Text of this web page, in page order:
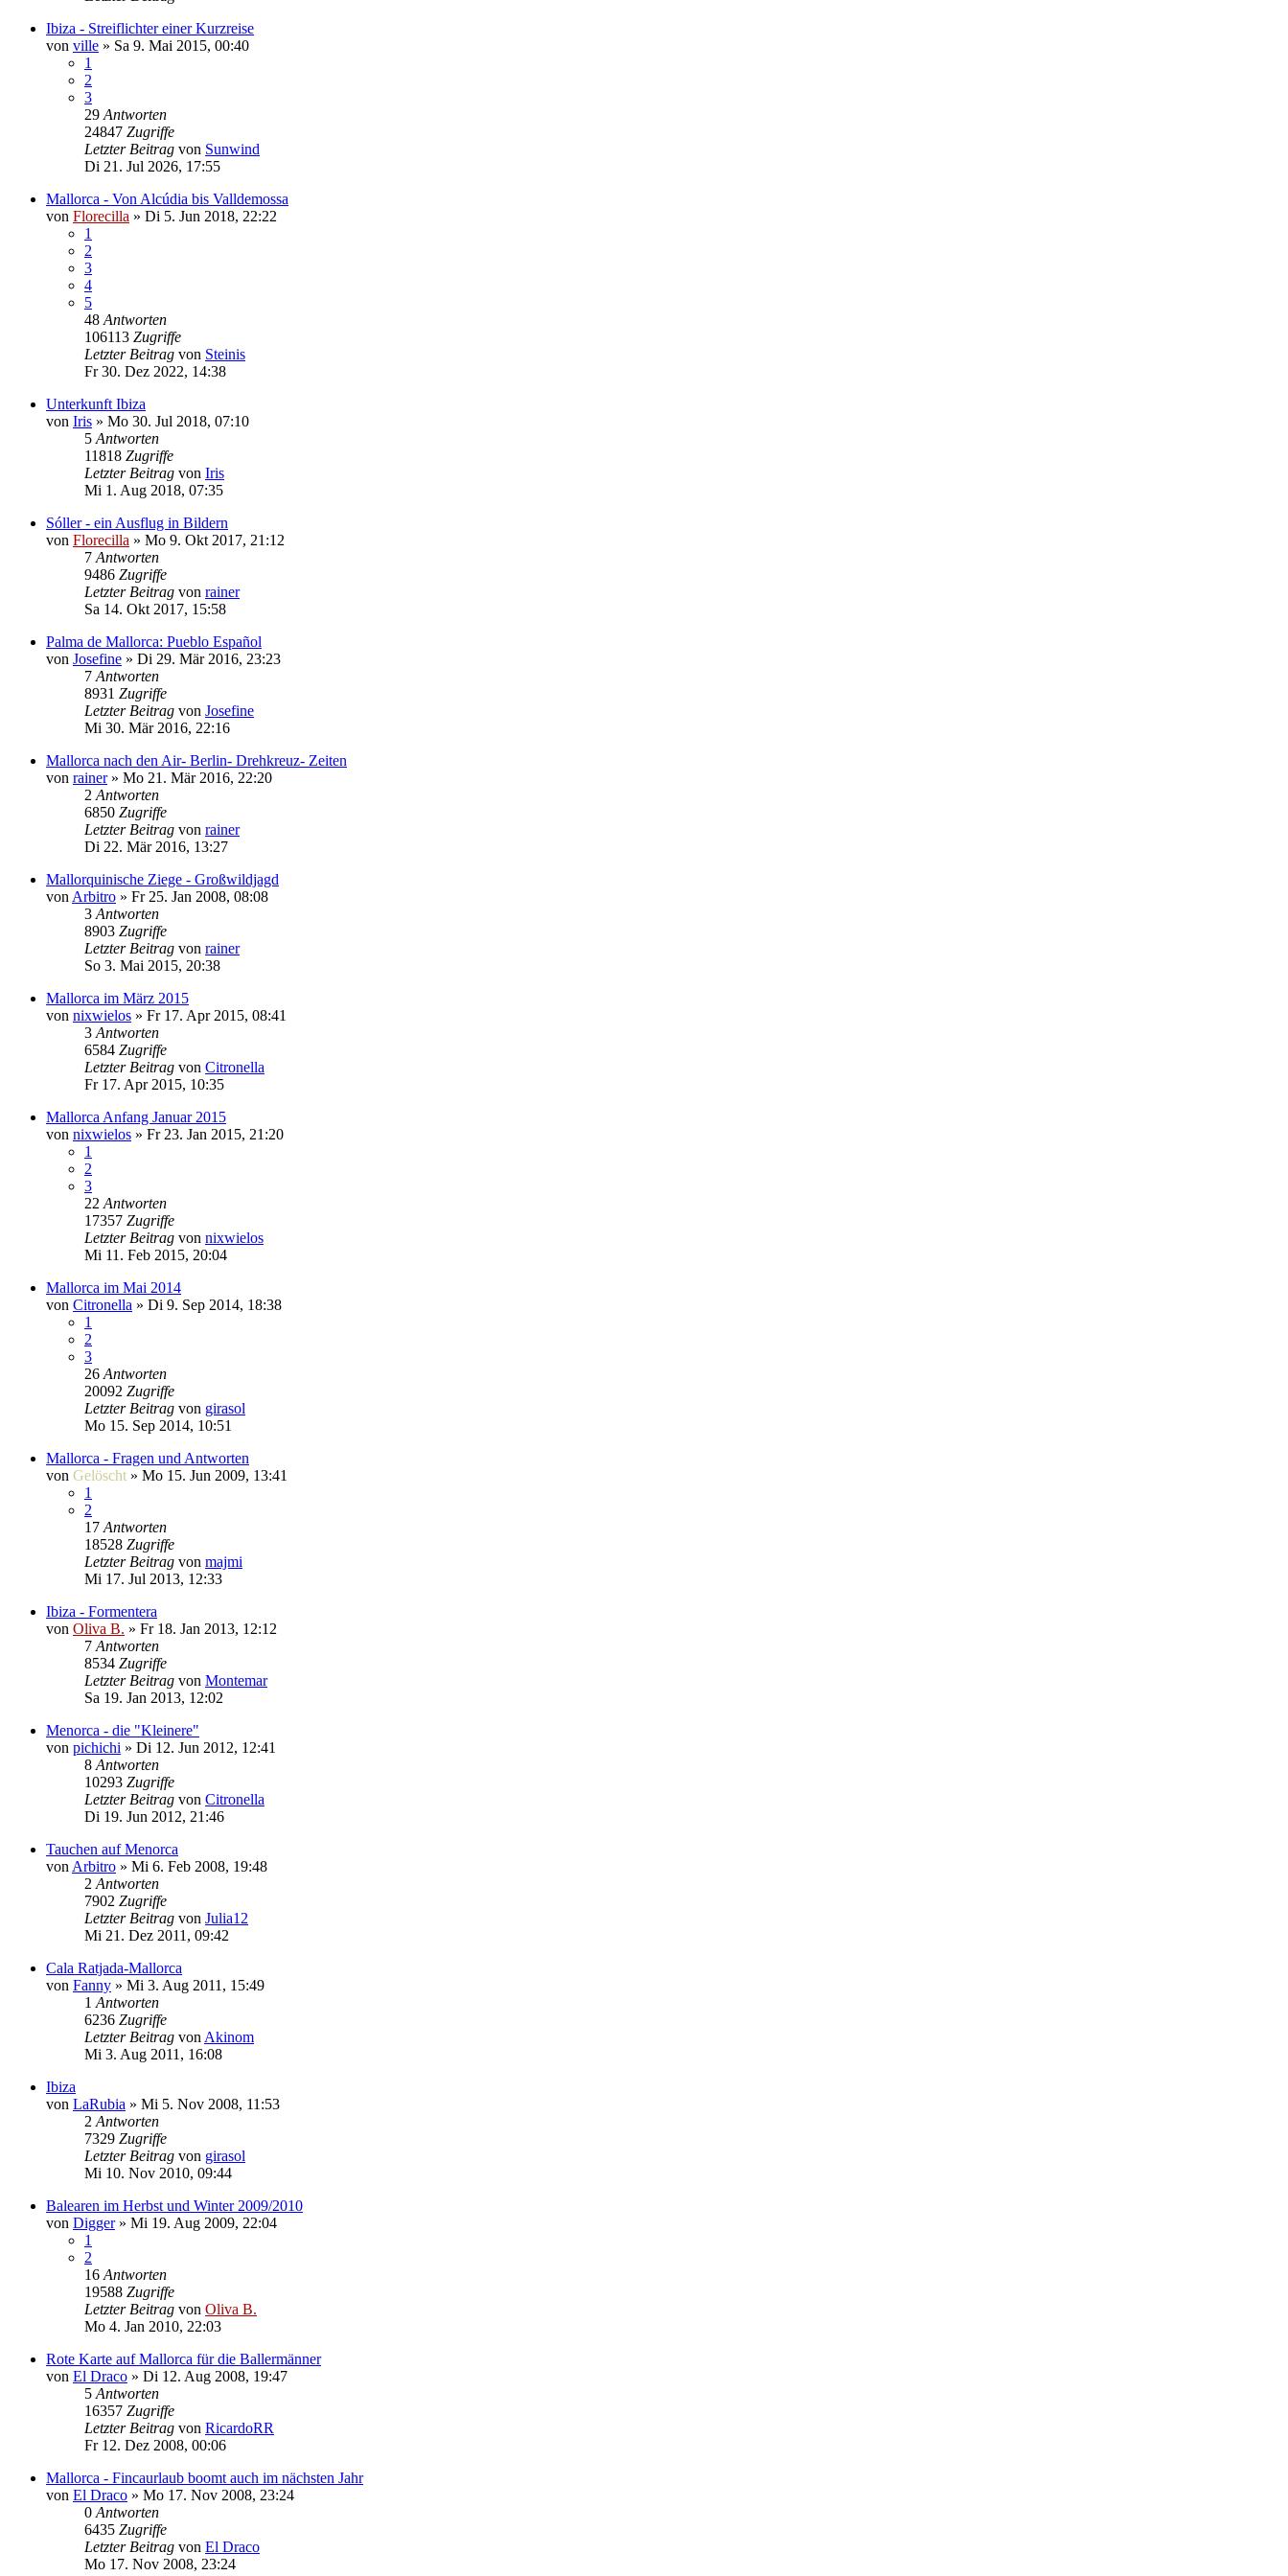
Ibiza - Streiflichter einer Kurzreise
von ville » Sa 9. Mai 2015, 00:40
1
2
3
29 Antworten
24847 Zugriffe
Letzter Beitrag von Sunwind
Di 21. Jul 2026, 17:55
Mallorca - Von Alcúdia bis Valldemossa
von Florecilla » Di 5. Jun 2018, 22:22
1
2
3
4
5
48 Antworten
106113 Zugriffe
Letzter Beitrag von Steinis
Fr 30. Dez 2022, 14:38
Unterkunft Ibiza
von Iris » Mo 30. Jul 2018, 07:10
5 Antworten
11818 Zugriffe
Letzter Beitrag von Iris
Mi 1. Aug 2018, 07:35
Sóller - ein Ausflug in Bildern
von Florecilla » Mo 9. Okt 2017, 21:12
7 Antworten
9486 Zugriffe
Letzter Beitrag von rainer
Sa 14. Okt 2017, 15:58
Palma de Mallorca: Pueblo Español
von Josefine » Di 29. Mär 2016, 23:23
7 Antworten
8931 Zugriffe
Letzter Beitrag von Josefine
Mi 30. Mär 2016, 22:16
Mallorca nach den Air- Berlin- Drehkreuz- Zeiten
von rainer» Mo 21. Mär 2016, 22:20
2 Antworten
6850 Zugriffe
Letzter Beitrag von rainer
Di 22. Mär 2016, 13:27
Mallorquinische Ziege - Großwildjagd
von Arbitro » Fr 25. Jan 2008, 08:08
3 Antworten
8903 Zugriffe
Letzter Beitrag von rainer
So 3. Mai 2015, 20:38
Mallorca im März 2015
von nixwielos » Fr 17. Apr 2015, 08:41
3 Antworten
6584 Zugriffe
Letzter Beitrag von Citronella
Fr 17. Apr 2015, 10:35
Mallorca Anfang Januar 2015
von nixwielos » Fr 23. Jan 2015, 21:20
1
2
3
22 Antworten
17357 Zugriffe
Letzter Beitrag von nixwielos
Mi 11. Feb 2015, 20:04
Mallorca im Mai 2014
von Citronella » Di 9. Sep 2014, 18:38
1
2
3
26 Antworten
20092 Zugriffe
Letzter Beitrag von girasol
Mo 15. Sep 2014, 10:51
Mallorca - Fragen und Antworten
von Gelöscht » Mo 15. Jun 2009, 13:41
1
2
17 Antworten
18528 Zugriffe
Letzter Beitrag von majmi
Mi 17. Jul 2013, 12:33
Ibiza - Formentera
von Oliva B. » Fr 18. Jan 2013, 12:12
7 Antworten
8534 Zugriffe
Letzter Beitrag von Montemar
Sa 19. Jan 2013, 12:02
Menorca - die "Kleinere"
von pichichi » Di 12. Jun 2012, 12:41
8 Antworten
10293 Zugriffe
Letzter Beitrag von Citronella
Di 19. Jun 2012, 21:46
Tauchen auf Menorca
von Arbitro » Mi 6. Feb 2008, 19:48
2 Antworten
7902 Zugriffe
Letzter Beitrag von Julia12
Mi 21. Dez 2011, 09:42
Cala Ratjada-Mallorca
von Fanny » Mi 3. Aug 2011, 15:49
1 Antworten
6236 Zugriffe
Letzter Beitrag von Akinom
Mi 3. Aug 2011, 16:08
Ibiza
von LaRubia » Mi 5. Nov 2008, 11:53
2 Antworten
7329 Zugriffe
Letzter Beitrag von girasol
Mi 10. Nov 2010, 09:44
Balearen im Herbst und Winter 2009/2010
von Digger» Mi 19. Aug 2009, 22:04
1
2
16 Antworten
19588 Zugriffe
Letzter Beitrag von Oliva B.
Mo 4. Jan 2010, 22:03
Rote Karte auf Mallorca für die Ballermänner
von El Draco » Di 12. Aug 2008, 19:47
5 Antworten
16357 Zugriffe
Letzter Beitrag von RicardoRR
Fr 12. Dez 2008, 00:06
Mallorca - Fincaurlaub boomt auch im nächsten Jahr
von El Draco » Mo 17. Nov 2008, 23:24
0 Antworten
6435 Zugriffe
Letzter Beitrag von El Draco
Mo 17. Nov 2008, 23:24